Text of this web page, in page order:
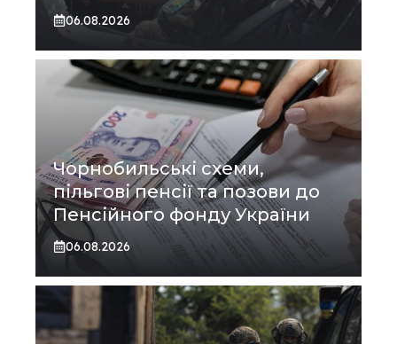
06.08.2026
Чорнобильські схеми,
пільгові пенсії та позови до
Пенсійного фонду України
06.08.2026